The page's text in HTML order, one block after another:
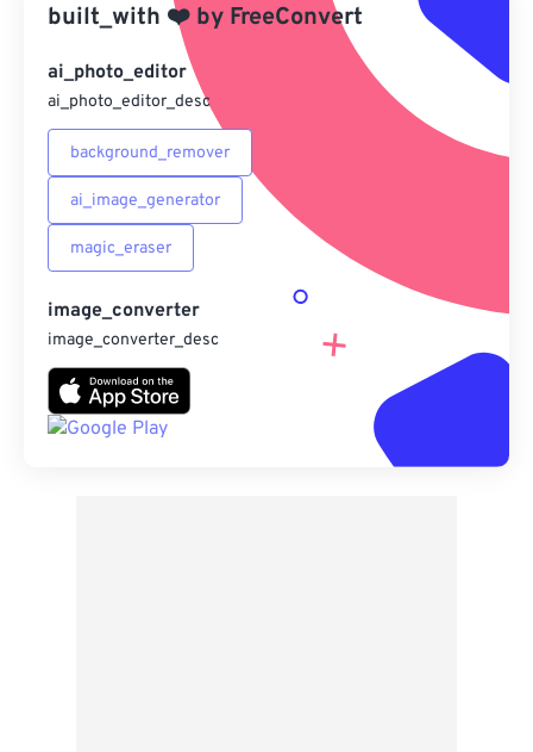
另存為預設
built_with ❤️ by FreeConvert
ai_photo_editor
ai_photo_editor_desc
background_remover
ai_image_generator
magic_eraser
image_converter
image_converter_desc